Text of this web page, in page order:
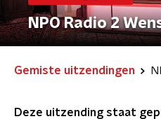
NPO Radio 2
Gemiste uitzendingen
Deze uitzending staat